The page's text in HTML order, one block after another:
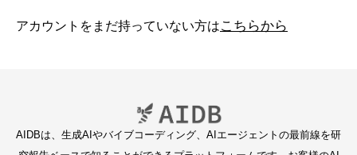
アカウントをまだ持っていない方は こちらから
AIDBは、生成AIやバイブコーディング、AIエージェントの最前線を研